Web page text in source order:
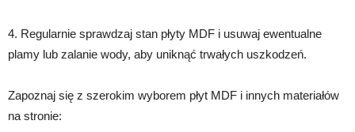
4. Regularnie sprawdzaj stan płyty MDF i usuwaj ewentualne
plamy lub zalanie wody, aby uniknąć trwałych uszkodzeń.
Zapoznaj się z szerokim wyborem płyt MDF i innych materiałów
na stronie: